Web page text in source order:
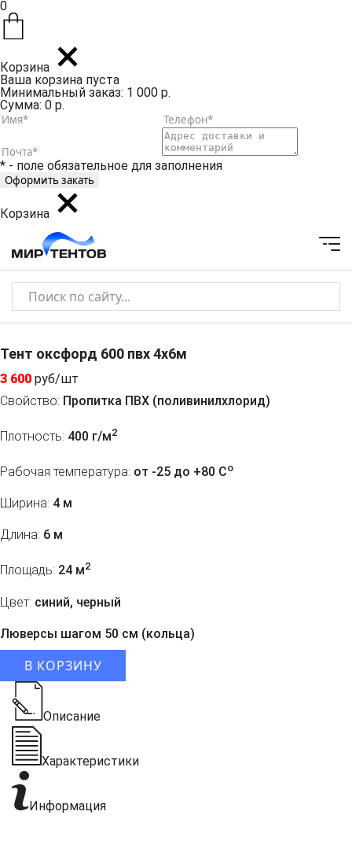
0
Корзина
Ваша корзина пуста
Минимальный заказ: 1 000 р.
Сумма: 0 р.
* - поле обязательное для заполнения
Корзина
Тент оксфорд 600 пвх 4х6м
3 600 руб/шт
Свойство: Пропитка ПВХ (поливинилхлорид)
Плотность: 400 г/м2
Рабочая температура: от -25 до +80 Co
Ширина: 4 м
Длина: 6 м
Площадь: 24 м2
Цвет: синий, черный
Люверсы шагом 50 см (кольца)
В КОРЗИНУ
Описание
Характеристики
Информация